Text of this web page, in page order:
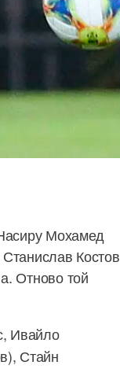
Мохамед
Костов
Отново той
Ивайло
Стайн